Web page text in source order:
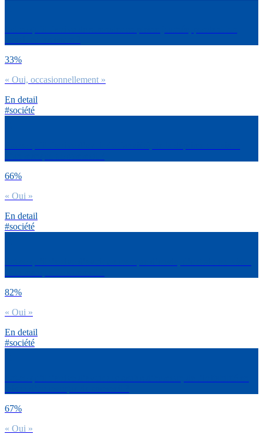
33%
« Oui, occasionnellement »
En detail
#société
66%
« Oui »
En detail
#société
82%
« Oui »
En detail
#société
67%
« Oui »